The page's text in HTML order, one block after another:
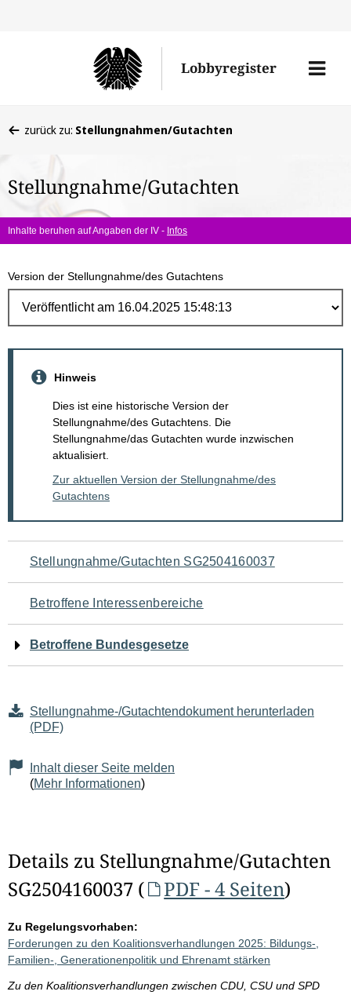
Lobbyregister
Menü
befinden
hier:
zurück zu: Stellungnahmen/Gutachten
Stellungnahme/Gutachten
Inhalte beruhen auf Angaben der IV - Infos
Version der Stellungnahme/des Gutachtens
Hinweis
Dies ist eine historische Version der
Stellungnahme/des Gutachtens. Die
Stellungnahme/das Gutachten wurde inzwischen
aktualisiert.
Zur aktuellen Version der Stellungnahme/des
Gutachtens
Navigation
für
den
Seiteninhalt
Stellungnahme/Gutachten SG2504160037
Betroffene Interessenbereiche
Betroffene Bundesgesetze
Stellungnahme-/Gutachtendokument herunterladen
(PDF)
Inhalt dieser Seite melden
(Mehr Informationen)
Details zu Stellungnahme/Gutachten
SG2504160037 (
PDF - 4 Seiten)
Zu Regelungsvorhaben:
Forderungen zu den Koalitionsverhandlungen 2025: Bildungs-,
Familien-, Generationenpolitik und Ehrenamt stärken
Zu den Koalitionsverhandlungen zwischen CDU, CSU und SPD